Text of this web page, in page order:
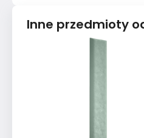
Inne przedmioty